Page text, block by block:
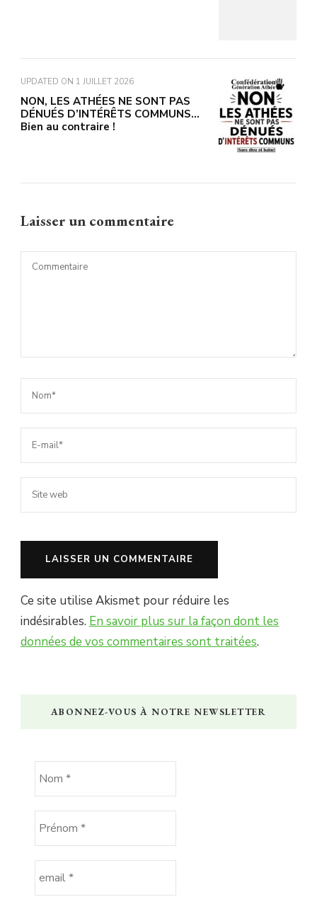
UPDATED ON 1 JUILLET 2026
NON, LES ATHÉES NE SONT PAS
DÉNUÉS D’INTÉRÊTS COMMUNS…
Bien au contraire !
Laisser un commentaire
Ce site utilise Akismet pour réduire les
indésirables. En savoir plus sur la façon dont les
données de vos commentaires sont traitées.
ABONNEZ-VOUS À NOTRE NEWSLETTER